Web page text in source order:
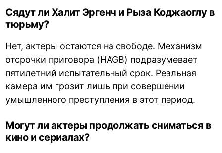
Сядут ли Халит Эргенч и Рыза Коджаоглу в
тюрьму?
Нет, актеры остаются на свободе. Механизм
отсрочки приговора (HAGB) подразумевает
пятилетний испытательный срок. Реальная
камера им грозит лишь при совершении
умышленного преступления в этот период.
Могут ли актеры продолжать сниматься в
кино и сериалах?